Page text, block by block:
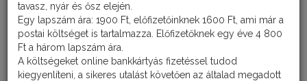
A nitrogén a legfontosabb tápelem. A nitrogénnek van a
legnagyobb hatása a növények zöld tömegére és a termés
növekedésére. Ezért a növények feltűnően jelzik hiányát.
tavasz, nyár és ősz elején.
Egy lapszám ára: 1900 Ft, előfizetőinknek 1600 Ft, ami már a
postai költséget is tartalmazza. Előfizetőknek egy éve 4 800
Ft a három lapszám ára.
A költségeket online bankkártyás fizetéssel tudod
kiegyenlíteni, a sikeres utalást követően az általad megadott